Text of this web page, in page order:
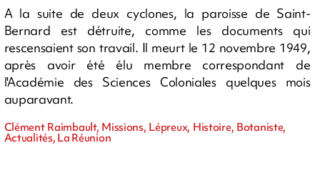
A la suite de deux cyclones, la paroisse de Saint-
Bernard est détruite, comme les documents qui
rescensaient son travail. Il meurt le 12 novembre 1949,
après avoir été élu membre correspondant de
l'Académie des Sciences Coloniales quelques mois
auparavant.
Clément Raimbault, Missions, Lépreux, Histoire, Botaniste,
Actualités, La Réunion